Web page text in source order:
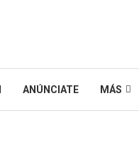
ANÚNCIATE MÁS